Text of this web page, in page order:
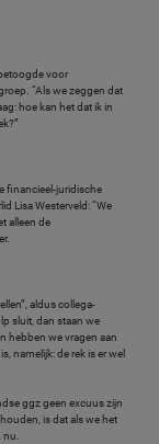
voor
“Als we zeggen dat
hoe kan het dat ik in
financieel-juridische
Lisa Westerveld: “We
alleen de
aldus collega-
sluit, dan staan we
hebben we vragen aan
namelijk: de rek is er wel
ggz geen excuus zijn
is dat als we het
nu.